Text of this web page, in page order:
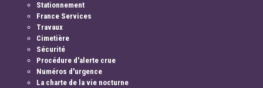
Stationnement
France Services
Travaux
Cimetière
Sécurité
Procédure d'alerte crue
Numéros d'urgence
La charte de la vie nocturne